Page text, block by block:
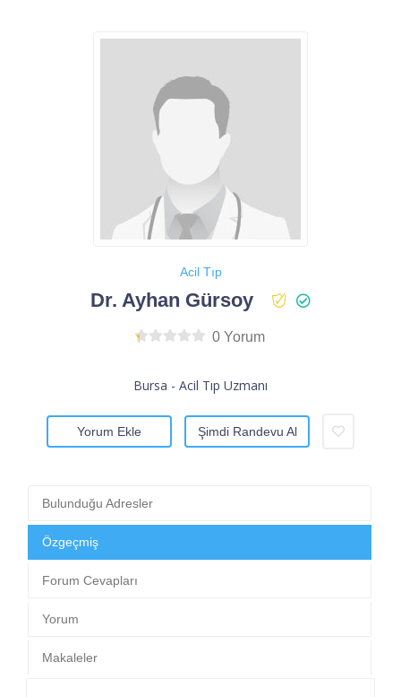
Acil Tıp
Dr. Ayhan Gürsoy
0 Yorum
Bursa - Acil Tıp Uzmanı
Yorum Ekle Şimdi Randevu Al
Bulunduğu Adresler
Özgeçmiş
Forum Cevapları
Yorum
Makaleler